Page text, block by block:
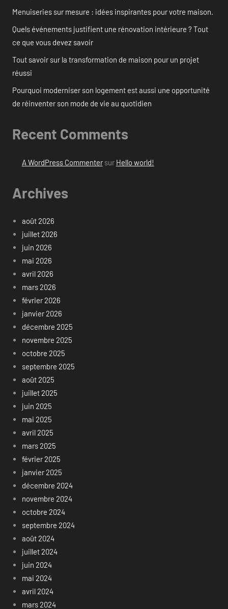
Menuiseries sur mesure : idées inspirantes pour votre maison.
Quels événements justifient une rénovation intérieure ? Tout
ce que vous devez savoir
Tout savoir sur la transformation de maison pour un projet
réussi
Pourquoi moderniser son logement est aussi une opportunité
de réinventer son mode de vie au quotidien
Recent Comments
A WordPress Commentersur Hello world!
Archives
août 2026
juillet 2026
juin 2026
mai 2026
avril 2026
mars 2026
février 2026
janvier 2026
décembre 2025
novembre 2025
octobre 2025
septembre 2025
août 2025
juillet 2025
juin 2025
mai 2025
avril 2025
mars 2025
février 2025
janvier 2025
décembre 2024
novembre 2024
octobre 2024
septembre 2024
août 2024
juillet 2024
juin 2024
mai 2024
avril 2024
mars 2024